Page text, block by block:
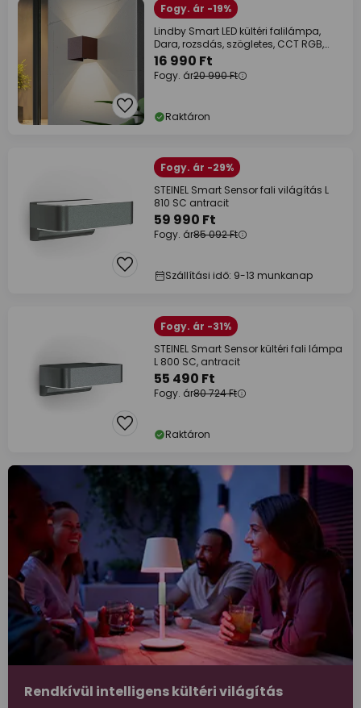
Fogy. ár -19%
Lindby Smart LED kültéri falilámpa,
Dara, rozsdás, szögletes, CCT RGB,
Tuya
16 990 Ft
Fogy. ár20 990 Ft
Raktáron
Fogy. ár -29%
STEINEL Smart Sensor fali világítás L
810 SC antracit
59 990 Ft
Fogy. ár85 092 Ft
Szállítási idő: 9-13 munkanap
Fogy. ár -31%
STEINEL Smart Sensor kültéri fali lámpa
L 800 SC, antracit
55 490 Ft
Fogy. ár80 724 Ft
Raktáron
Rendkívül intelligens kültéri világítás